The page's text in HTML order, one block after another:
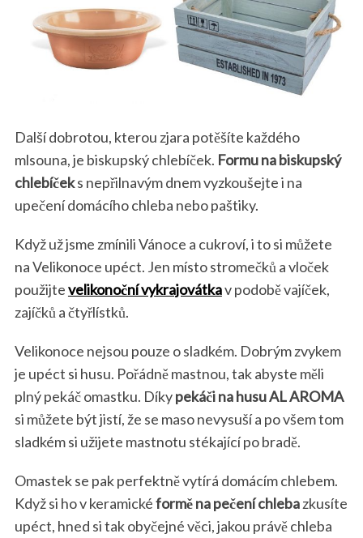
Další dobrotou, kterou zjara potěšíte každého
mlsouna, je biskupský chlebíček. Formu na biskupský
chlebíčeks nepřilnavým dnem vyzkoušejte i na
upečení domácího chleba nebo paštiky.
Když už jsme zmínili Vánoce a cukroví, i to si můžete
na Velikonoce upéct. Jen místo stromečků a vloček
použijtevelikonoční vykrajovátkav podobě vajíček,
zajíčků a čtyřlístků.
Velikonoce nejsou pouze o sladkém. Dobrým zvykem
je upéct si husu. Pořádně mastnou, tak abyste měli
plný pekáč omastku. Díkypekáči na husu AL AROMA
si můžete být jistí, že se maso nevysuší a po všem tom
sladkém si užijete mastnotu stékající po bradě.
Omastek se pak perfektně vytírá domácím chlebem.
Když si ho v keramickéformě na pečení chlebazkusíte
upéct, hned si tak obyčejné věci, jakou právě chleba